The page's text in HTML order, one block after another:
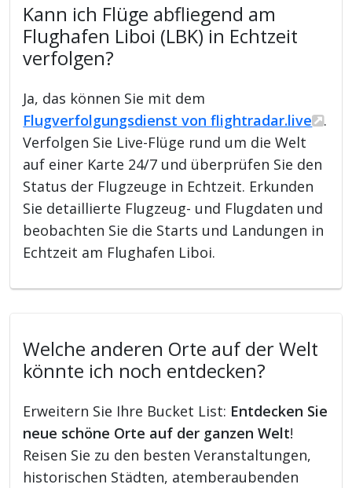
Kann ich Flüge abfliegend am
Flughafen Liboi (LBK) in Echtzeit
verfolgen?
Ja, das können Sie mit dem
Flugverfolgungsdienst von flightradar.live
.
Verfolgen Sie Live-Flüge rund um die Welt
auf einer Karte 24/7 und überprüfen Sie den
Status der Flugzeuge in Echtzeit. Erkunden
Sie detaillierte Flugzeug- und Flugdaten und
beobachten Sie die Starts und Landungen in
Echtzeit am Flughafen Liboi.
Welche anderen Orte auf der Welt
könnte ich noch entdecken?
Erweitern Sie Ihre Bucket List: Entdecken Sie
neue schöne Orte auf der ganzen Welt!
Reisen Sie zu den besten Veranstaltungen,
historischen Städten, atemberaubenden